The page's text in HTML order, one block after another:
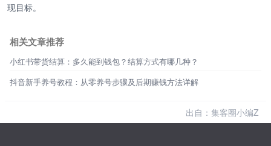
现目标。
相关文章推荐
小红书带货结算：多久能到钱包？结算方式有哪几种？
抖音新手养号教程：从零养号步骤及后期赚钱方法详解
出自：集客圈小编Z